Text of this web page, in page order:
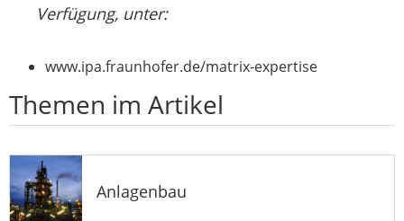
Verfügung, unter:
www.ipa.fraunhofer.de/matrix-expertise
Themen im Artikel
Anlagenbau